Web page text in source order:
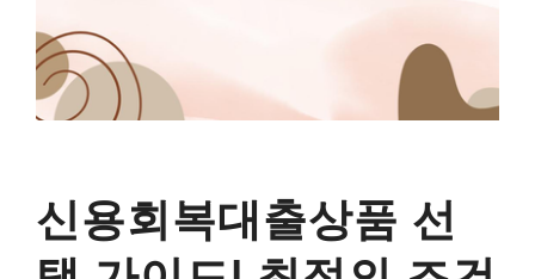
신용회복대출상품 선